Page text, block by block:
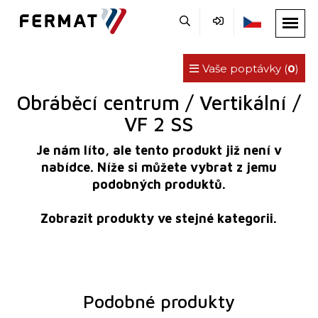
Vaše poptávky (0)
Obráběcí centrum / Vertikální /
VF 2 SS
Je nám líto, ale tento produkt již není v
nabídce. Níže si můžete vybrat z jemu
podobných produktů.
Zobrazit produkty ve stejné kategorii.
Podobné produkty